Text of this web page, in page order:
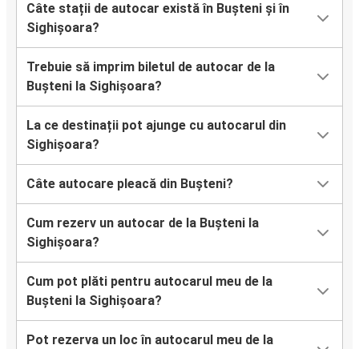
Câte stații de autocar există în Bușteni și în
Sighișoara?
Trebuie să imprim biletul de autocar de la
Bușteni la Sighișoara?
La ce destinații pot ajunge cu autocarul din
Sighișoara?
Câte autocare pleacă din Bușteni?
Cum rezerv un autocar de la Bușteni la
Sighișoara?
Cum pot plăti pentru autocarul meu de la
Bușteni la Sighișoara?
Pot rezerva un loc în autocarul meu de la